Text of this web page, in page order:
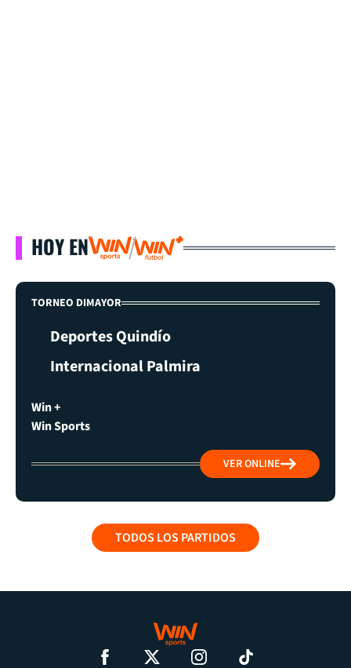
HOY EN
TORNEO DIMAYOR
Deportes Quindío
Internacional Palmira
Win +
Win Sports
VER ONLINE
TODOS LOS PARTIDOS